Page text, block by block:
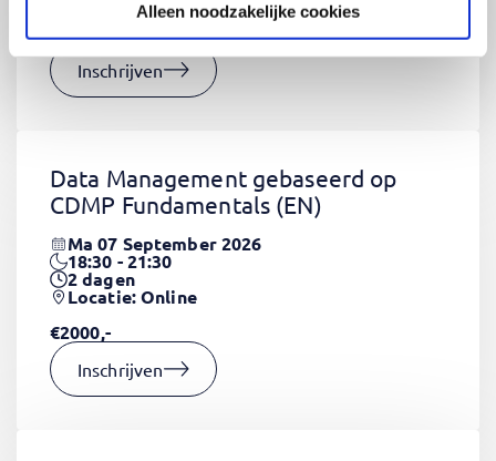
Alleen noodzakelijke cookies
€1320,-
Inschrijven
Data Management gebaseerd op
CDMP Fundamentals (EN)
Ma 07 September 2026
18:30 - 21:30
2dagen
Locatie: Online
€2000,-
Inschrijven